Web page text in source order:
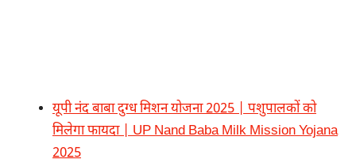
यूपी नंद बाबा दुग्ध मिशन योजना 2025 | पशुपालकों को
मिलेगा फायदा | UP Nand Baba Milk Mission Yojana
2025